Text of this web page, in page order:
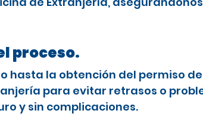
proceso.
hasta la obtención del permiso
para evitar retrasos o
y sin complicaciones.